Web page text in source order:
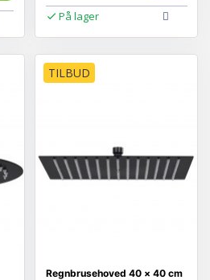
På lager
TILBUD
Regnbrusehoved 40 × 40 cm